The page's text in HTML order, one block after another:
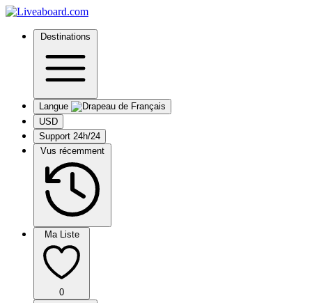
Destinations
Langue
USD
Support 24h/24
Vus récemment
Ma Liste
0